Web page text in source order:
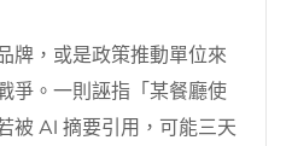
牌，或是政策推動單位來
爭。一則誣指「某餐廳使
被 AI 摘要引用，可能三天